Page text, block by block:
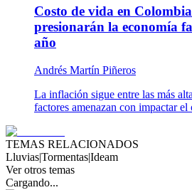
Costo de vida en
presionarán la economía
año
Andrés Martín Piñeros
La inflación sigue entre las más
factores amenazan con impactar el
TEMAS RELACIONADOS
Lluvias|Tormentas|Ideam
Ver otros temas
Cargando...